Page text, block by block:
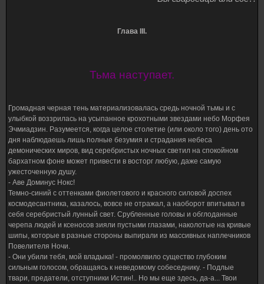
Глава III.
Тьма наступает.
Громадная черная тень материализовалась средь ночной тьмы и с
улыбкой воззрилась на усыпанное крохотными звездами небо Морфея
Эчмиадзин. Разумеется, когда целое столетие (или около того) день ото
дня наблюдаешь лишь полные безумия и страдания небеса
демонических миров, вид серебристых ночных светил на спокойном
бархатном фоне может привести в восторг любую, даже самую
ужесточенную душу.
- Аве Доминус Нокс!
Темно-синий с оттенками фиолетового и красного силовой доспех
космодесантника, казалось, вовсе не отражал, а наоборот впитывал в
себя серебристый лунный свет. Срубленные головы и обглоданные
черепа людей и ксеносов зияли пустыми глазами, наколотые на кривые
шипы, которые в разные стороны выпирали из массивных наплечников
Повелителя Ночи.
- Они убили тебя, мой владыка! - промолвило существо глубоким
сильным голосом, обращаясь к неведомому собеседнику. - Подлые
твари, предатели, отступники Истин!.. Но мы еще здесь, да-а... Твои